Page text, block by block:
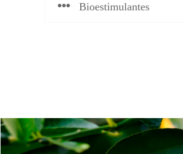
Bioestimulantes